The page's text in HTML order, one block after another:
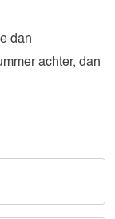
dan
achter, dan